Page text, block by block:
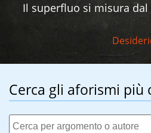
Il superfluo si misura
Cerca gli aforismi più